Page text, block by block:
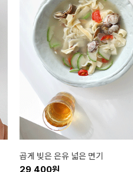
곱게 빚은 은유 넓은 면기
29,400원